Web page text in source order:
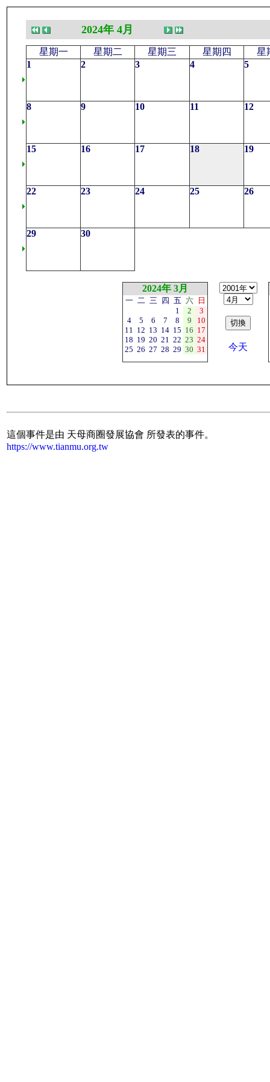
2024年 4月
星期一 星期二 星期三 星期四
星
1
2 3 4 5
8 9 10 11 12
15 16 17 18 19
22 23 24 25 26
29 30
2024年 3月
一 二 三 四 五 六
日
1
2
3
4
5 6 7 8 9
10
11 12 13 14 15 16 17
18 19 20 21 22 23 24
25 26 27 28 29 30 31 今天
這個事件是由 天母商圈發展協會 所發表的事件。
https://www.tianmu.org.tw